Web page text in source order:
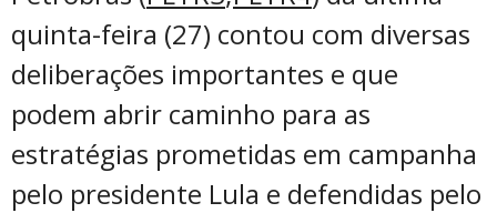
quinta-feira (27) contou com diversas
deliberações importantes e que
podem abrir caminho para as
estratégias prometidas em campanha
pelo presidente Lula e defendidas pelo